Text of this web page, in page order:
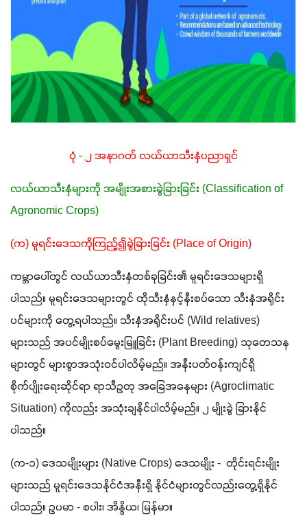
ပုံ - ၂ အနာဂတ် လယ်ယာသီးနှံပညာရှင်
လယ်ယာသီးနှံများကို အမျိုးအစားခွဲခြားခြင်း (Classification of
Agronomic Crops)
(က) မူရင်းဒေသကိုကြည့်၍ခွဲခြားခြင်း (Place of Origin)
ကမ္ဘာပေါ်တွင် လယ်ယာသီးနှံတစ်ခုခြင်း၏ မူရင်းဒေသများရှိ
ပါသည်။ မူရင်းဒေသများတွင် ထိုသီးနှံနှင့်နီးစပ်သော သီးနှံအရိုင်း
ပင်များကို တွေ့ရပါသည်။ သီးနှံအရိုင်းပင် (Wild relatives)
များသည် အပင်မျိုးစပ်မွေးမြူခြင်း (Plant Breeding) သုတေသန
များတွင် များစွာအသုံးဝင်ပါလိမ့်မည်။ အနီးပတ်ဝန်းကျင်ရှိ
စိုက်ပျိုးရေးဆိုင်ရာ ရာသီဥတု အခြေအနေများ (Agroclimatic
Situation) ကိုလည်း အသုံးချနိုင်ပါလိမ့်မည်။ ၂ မျိုးခွဲ ခြားနိုင်
ပါသည်။
(က-၁) ဒေသမျိုးများ (Native Crops) ဒေသမျိုး -  တိုင်းရင်းမျိုး
များသည် မူရင်းဒေသနိုင်ငံအနီးရှိ နိုင်ငံများတွင်လည်းတွေ့ရှိနိုင်
ပါသည်။ ဥပမာ - စပါး၊ အိန္ဒိယ၊ မြန်မာ။